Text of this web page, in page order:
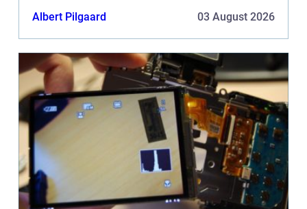
Albert Pilgaard 03 August 2026